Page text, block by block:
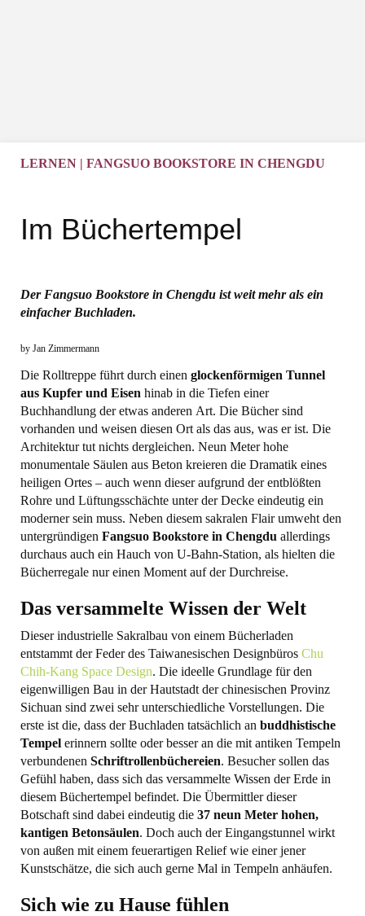
LERNEN | FANGSUO BOOKSTORE IN CHENGDU
Im Büchertempel
Der Fangsuo Bookstore in Chengdu ist weit mehr als ein
einfacher Buchladen.
by Jan Zimmermann
Die Rolltreppe führt durch einen glockenförmigen Tunnel
aus Kupfer und Eisen hinab in die Tiefen einer
Buchhandlung der etwas anderen Art. Die Bücher sind
vorhanden und weisen diesen Ort als das aus, was er ist. Die
Architektur tut nichts dergleichen. Neun Meter hohe
monumentale Säulen aus Beton kreieren die Dramatik eines
heiligen Ortes – auch wenn dieser aufgrund der entblößten
Rohre und Lüftungsschächte unter der Decke eindeutig ein
moderner sein muss. Neben diesem sakralen Flair umweht den
untergründigen Fangsuo Bookstore in Chengdu allerdings
durchaus auch ein Hauch von U-Bahn-Station, als hielten die
Bücherregale nur einen Moment auf der Durchreise.
Das versammelte Wissen der Welt
Dieser industrielle Sakralbau von einem Bücherladen
entstammt der Feder des Taiwanesischen Designbüros Chu
Chih-Kang Space Design. Die ideelle Grundlage für den
eigenwilligen Bau in der Hautstadt der chinesischen Provinz
Sichuan sind zwei sehr unterschiedliche Vorstellungen. Die
erste ist die, dass der Buchladen tatsächlich an buddhistische
Tempel erinnern sollte oder besser an die mit antiken Tempeln
verbundenen Schriftrollenbüchereien. Besucher sollen das
Gefühl haben, dass sich das versammelte Wissen der Erde in
diesem Büchertempel befindet. Die Übermittler dieser
Botschaft sind dabei eindeutig die 37 neun Meter hohen,
kantigen Betonsäulen. Doch auch der Eingangstunnel wirkt
von außen mit einem feuerartigen Relief wie einer jener
Kunstschätze, die sich auch gerne Mal in Tempeln anhäufen.
Sich wie zu Hause fühlen